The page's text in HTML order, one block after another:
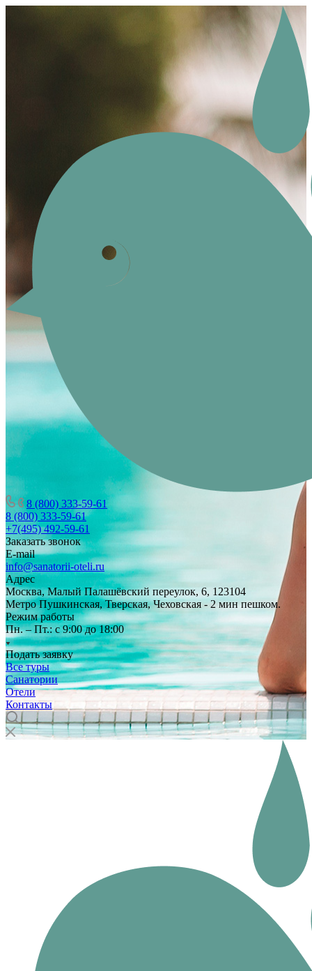
8 (800) 333-59-61
8 (800) 333-59-61
+7(495) 492-59-61
Заказать звонок
E-mail
info@sanatorii-oteli.ru
Адрес
Москва, Малый Палашёвский переулок, 6, 123104
Метро Пушкинская, Тверская, Чеховская - 2 мин пешком.
Режим работы
Пн. – Пт.: с 9:00 до 18:00
Подать заявку
Все туры
Санатории
Отели
Контакты